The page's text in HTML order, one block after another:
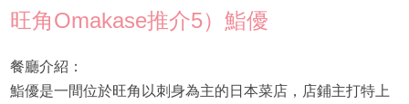
旺角Omakase推介5）鮨優
餐廳介紹：
鮨優是一間位於旺角以刺身為主的日本菜店，店鋪主打特上